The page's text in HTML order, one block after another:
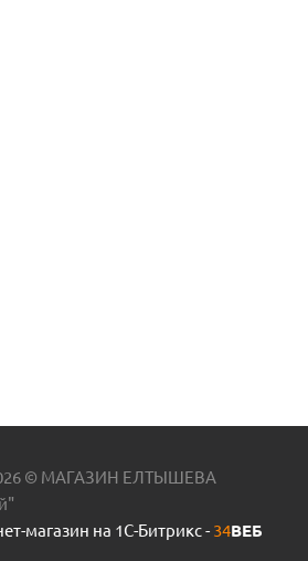
© МАГАЗИН ЕЛТЫШЕВА
магазин на 1С-Битрикс - 34ВЕБ